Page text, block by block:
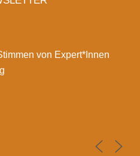
von Expert*Innen